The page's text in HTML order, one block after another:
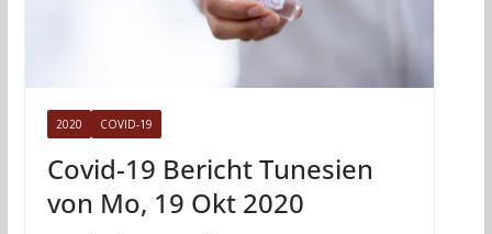
2020 COVID-19
Covid-19 Bericht Tunesien
von Mo, 19 Okt 2020